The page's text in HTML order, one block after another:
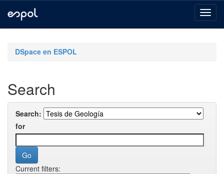
navigationDSpace en ESPOL
Search
Search:
for
Current filters: